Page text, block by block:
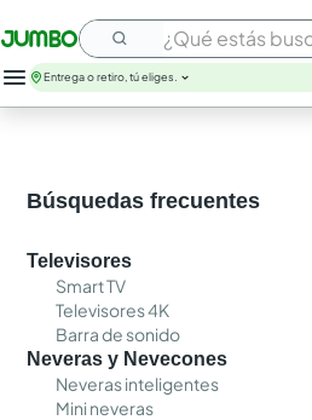
¿Qué estás buscando?
Entrega o retiro, tú eliges.
Búsquedas frecuentes
Televisores
Smart TV
Televisores 4K
Barra de sonido
Neveras y Nevecones
Neveras inteligentes
Mini neveras